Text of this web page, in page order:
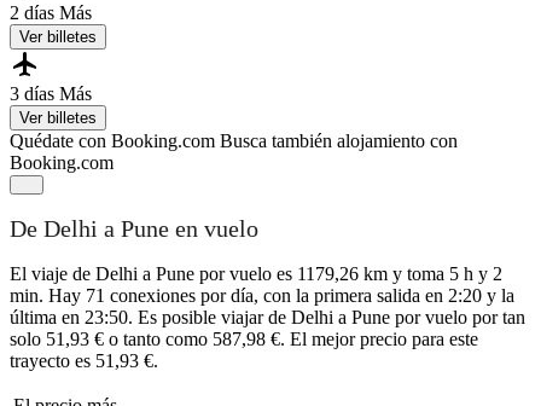
2 días Más
Ver billetes
3 días Más
Ver billetes
Quédate con Booking.com Busca también alojamiento con
Booking.com
De Delhi a Pune en vuelo
El viaje de Delhi a Pune por vuelo es 1179,26 km y toma 5 h y 2
min. Hay 71 conexiones por día, con la primera salida en 2:20 y la
última en 23:50. Es posible viajar de Delhi a Pune por vuelo por tan
solo 51,93 € o tanto como 587,98 €. El mejor precio para este
trayecto es 51,93 €.